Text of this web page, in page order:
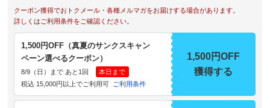
クーポン獲得でおトクメール・各種メルマガをお届けする場合があります。
詳しくはご利用条件をご確認ください。
1,500円OFF（真夏のサンクスキャン
ペーン選べるクーポン）
8/9（日）まで あと1回
本日まで
税込 15,000円以上でご利用可
ご利用条件
1,500円OFF
獲得する